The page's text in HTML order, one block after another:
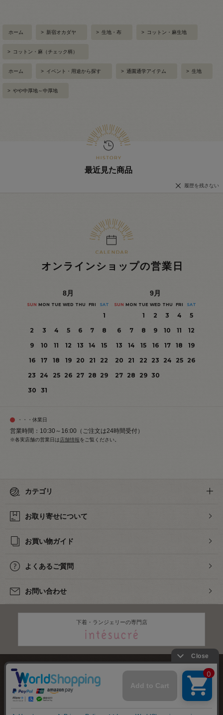
ホーム > 新宿オカダヤ > 生地・布 > コットン・麻生地
> コットン・麻（チェック柄）
ホーム > イベント・用途から探す > 通園通学アイテム > 生地
> やや中厚地～中厚地
最近見た商品
履歴を残さない
オンラインショップの営業日
8月
SUN MON TUE WED THU FRI SAT
1
2
3 4 5 6 7
8
9
10 11 12 13 14
15
16
17 18 19 20 21
22
23
24 25 26 27 28 29
30
31
9月
SUN MON TUE WED THU FRI SAT
1 2 3 4
5
6
7 8 9 10 11
12
13
14 15 16 17 18
19
20
21 22 23 24 25
26
27 28 29 30
・・・休業日
営業時間：10:30～16:00（ご注文は24時間受付）
※各実店舗の営業日は 店舗情報をご覧ください。
カテゴリ
お取り寄せについて
お買い物ガイド
よくあるご質問
お問い合わせ
下着・ランジェリーの専門店
会社概要 採用情報
特定商取引法に基づく表記 サイトマップ